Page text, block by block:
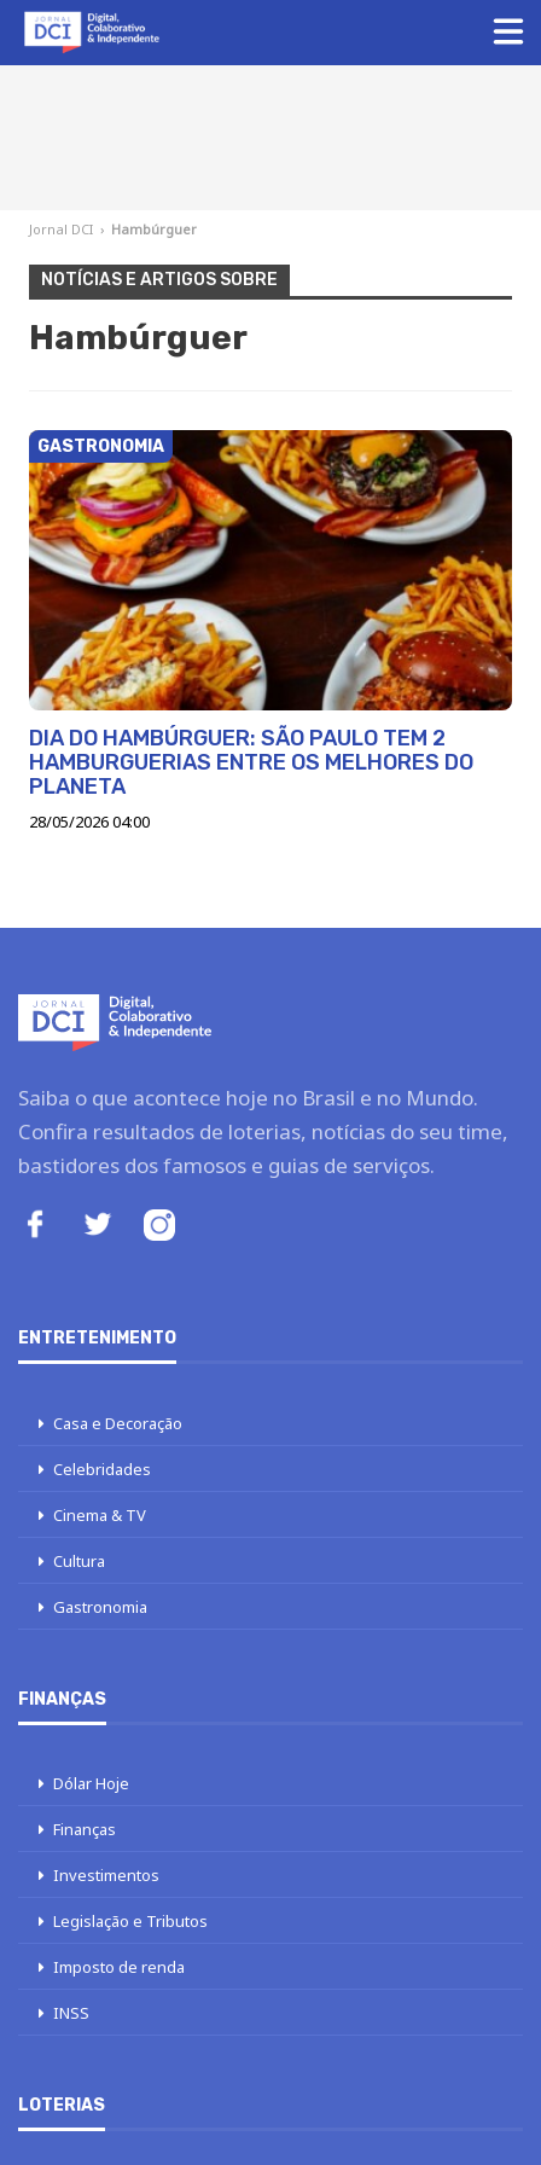
Jornal DCI › Hambúrguer
NOTÍCIAS E ARTIGOS SOBRE
Hambúrguer
GASTRONOMIA
DIA DO HAMBÚRGUER: SÃO PAULO TEM 2
HAMBURGUERIAS ENTRE OS MELHORES DO
PLANETA
28/05/2026 04:00
Saiba o que acontece hoje no Brasil e no Mundo.
Confira resultados de loterias, notícias do seu time,
bastidores dos famosos e guias de serviços.
ENTRETENIMENTO
Casa e Decoração
Celebridades
Cinema & TV
Cultura
Gastronomia
FINANÇAS
Dólar Hoje
Finanças
Investimentos
Legislação e Tributos
Imposto de renda
INSS
LOTERIAS